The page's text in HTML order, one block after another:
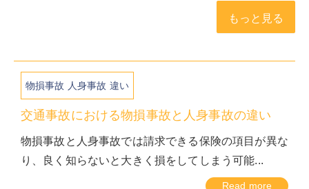
もっと見る
物損事故 人身事故 違い
交通事故における物損事故と人身事故の違い
物損事故と人身事故では請求できる保険の項目が異な
り、良く知らないと大きく損をしてしまう可能...
Read more